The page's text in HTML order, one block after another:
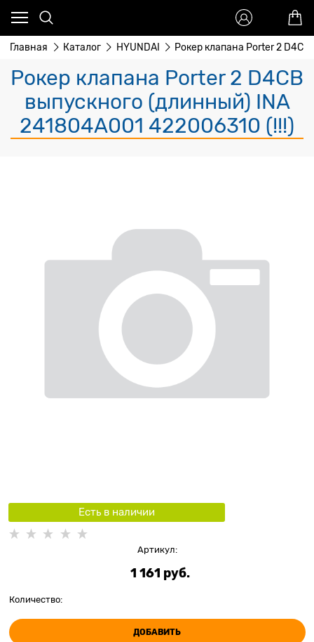
Главная Каталог HYUNDAI Рокер клапана Porter 2
Рокер клапана Porter 2 D4CB
выпускного (длинный) INA
241804A001 422006310 (!!!)
Есть в наличии
Артикул:
1 161 руб.
Количество:
ДОБАВИТЬ